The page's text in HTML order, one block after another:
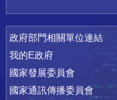
政府部門相關單位連結
我的E政府
國家發展委員會
國家通訊傳播委員會